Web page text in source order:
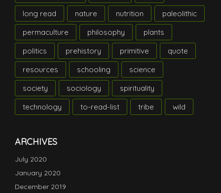
long read
nature nutrition
paleolithic
permaculture
philosophy
plants
politics
prehistory primitive
quote
resources
schooling
science
society
sociology
spirituality
technology
to-read-list tribe wild
ARCHIVES
July 2020
January 2020
December 2019